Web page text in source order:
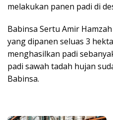
melakukan panen padi di
Babinsa Sertu Amir
yang dipanen seluas 3
menghasilkan padi
padi sawah tadah hujan
Babinsa.